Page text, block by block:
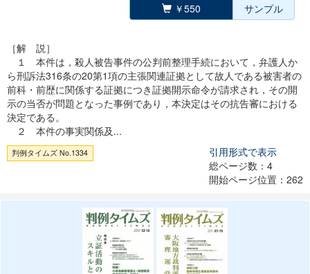
￥550 サンプル
［解 説］
１ 本件は，殺人被告事件の公判前整理手続において，弁護人か
ら刑訴法316条の20第1項の主張関連証拠として故人である被害者の
前科・前歴に関係する証拠につき証拠開示命令が請求され，その開
示の当否が問題となった事例であり，本決定はその抗告審における
決定である。
２ 本件の事実関係及...
判例タイムズ No.1334
引用形式で表示
総ページ数：4
開始ページ位置：262